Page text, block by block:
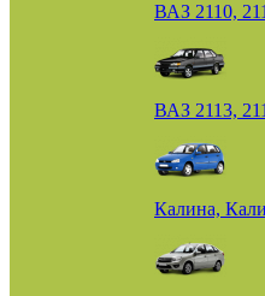
ВАЗ 2110,
ВАЗ 2113,
Калина,